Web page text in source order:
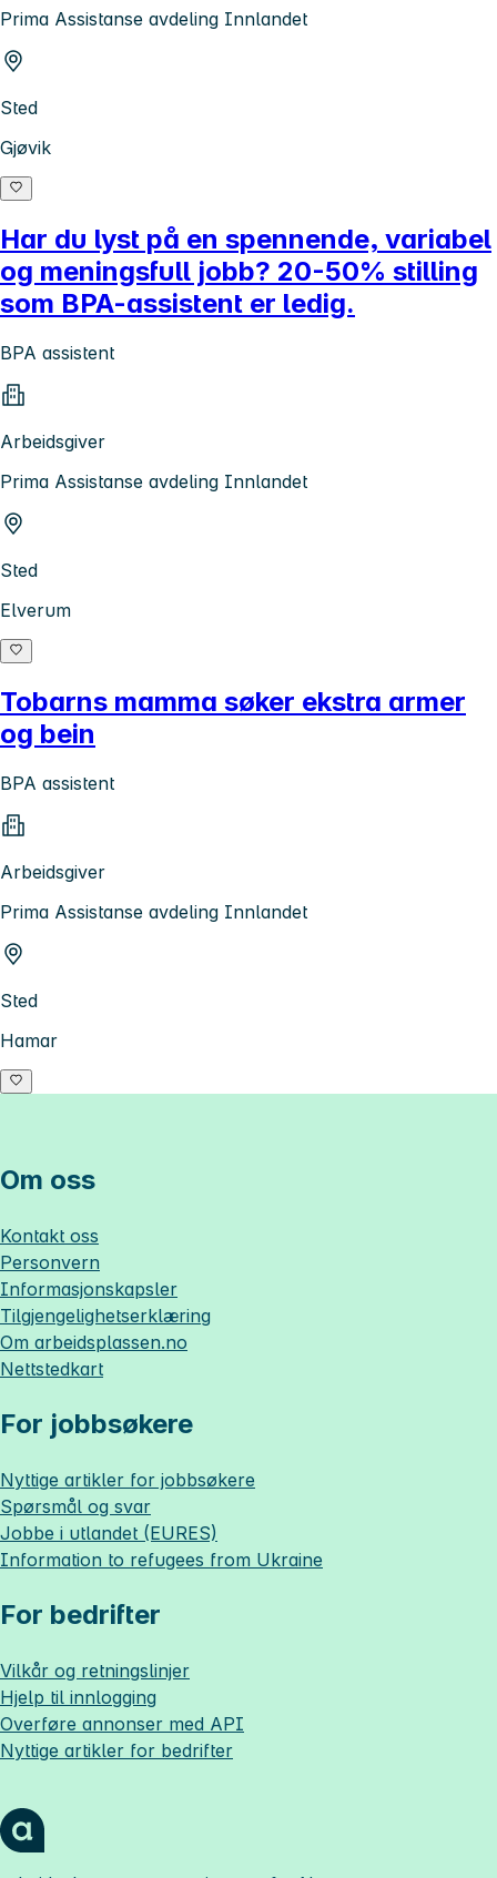
Prima Assistanse avdeling Innlandet
Sted
Gjøvik
Har du lyst på en spennende, variabel
og meningsfull jobb? 20-50% stilling
som BPA-assistent er ledig.
BPA assistent
Arbeidsgiver
Prima Assistanse avdeling Innlandet
Sted
Elverum
Tobarns mamma søker ekstra armer
og bein
BPA assistent
Arbeidsgiver
Prima Assistanse avdeling Innlandet
Sted
Hamar
Om oss
Kontakt oss
Personvern
Informasjonskapsler
Tilgjengelighetserklæring
Om arbeidsplassen.no
Nettstedkart
For jobbsøkere
Nyttige artikler for jobbsøkere
Spørsmål og svar
Jobbe i utlandet (EURES)
Information to refugees from Ukraine
For bedrifter
Vilkår og retningslinjer
Hjelp til innlogging
Overføre annonser med API
Nyttige artikler for bedrifter